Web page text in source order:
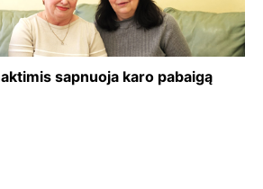
sapnuoja karo pabaigą